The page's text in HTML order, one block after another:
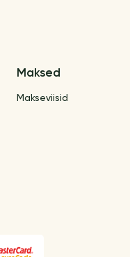
Maksed
Makseviisid